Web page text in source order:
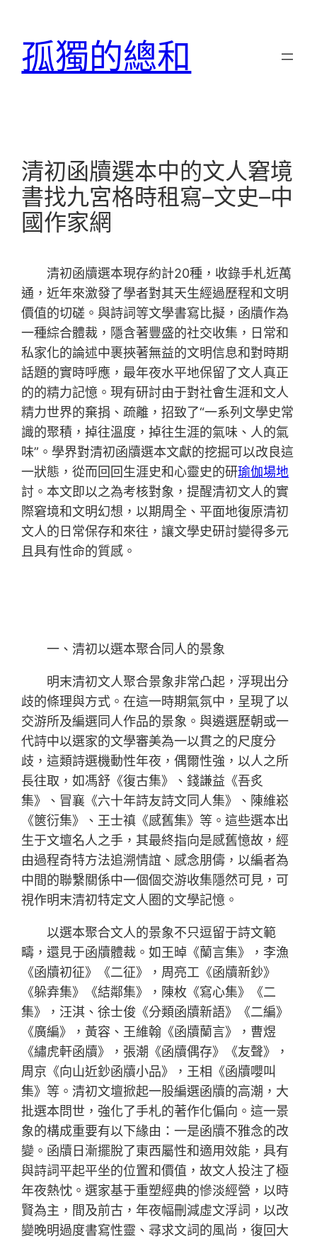
孤獨的總和
清初函牘選本中的文人窘境
書找九宮格時租寫–文史–中
國作家網
清初函牘選本現存約計20種，收錄手札近萬
通，近年來激發了學者對其天生經過歷程和文明
價值的切磋。與詩詞等文學書寫比擬，函牘作為
一種綜合體裁，隱含著豐盛的社交收集，日常和
私家化的論述中裹挾著無益的文明信息和對時期
話題的實時呼應，最年夜水平地保留了文人真正
的的精力記憶。現有研討由于對社會生涯和文人
精力世界的棄捐、疏離，招致了“一系列文學史常
識的聚積，掉往溫度，掉往生涯的氣味、人的氣
味”。學界對清初函牘選本文獻的挖掘可以改良這
一狀態，從而回回生涯史和心靈史的研瑜伽場地
討。本文即以之為考核對象，提醒清初文人的實
際窘境和文明幻想，以期周全、平面地復原清初
文人的日常保存和來往，讓文學史研討變得多元
且具有性命的質感。
一、清初以選本聚合同人的景象
明末清初文人聚合景象非常凸起，浮現出分
歧的條理與方式。在這一時期氣氛中，呈現了以
交游所及編選同人作品的景象。與遴選歷朝或一
代詩中以選家的文學審美為一以貫之的尺度分
歧，這類詩選機動性年夜，偶爾性強，以人之所
長往取，如馮舒《復古集》、錢謙益《吾炙
集》、冒襄《六十年詩友詩文同人集》、陳維崧
《篋衍集》、王士禛《感舊集》等。這些選本出
生于文壇名人之手，其最終指向是感舊憶故，經
由過程奇特方法追溯情誼、感念朋儔，以編者為
中間的聯繫關係中一個個交游收集隱然可見，可
視作明末清初特定文人圈的文學記憶。
以選本聚合文人的景象不只逗留于詩文範
疇，還見于函牘體裁。如王晫《蘭言集》，李漁
《函牘初征》《二征》，周亮工《函牘新鈔》
《躲弆集》《結鄰集》，陳枚《寫心集》《二
集》，汪淇、徐士俊《分類函牘新語》《二編》
《廣編》，黃容、王維翰《函牘蘭言》，曹煜
《繡虎軒函牘》，張潮《函牘偶存》《友聲》，
周京《向山近鈔函牘小品》，王相《函牘嚶叫
集》等。清初文壇掀起一股編選函牘的高潮，大
批選本問世，強化了手札的著作化偏向。這一景
象的構成重要有以下緣由：一是函牘不雅念的改
變。函牘日漸擺脫了東西屬性和適用效能，具有
與詩詞平起平坐的位置和價值，故文人投注了極
年夜熱忱。選家基于重塑經典的慘淡經營，以時
賢為主，間及前古，年夜幅刪減虛文浮詞，以改
變晚明過度書寫性靈、尋求文詞的風尚，復回大